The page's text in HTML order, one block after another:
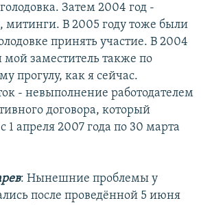
Затем 2004 год -
митинги. В 2005 году тоже были
принять участие. В 2004
мой заместитель также по
прогулу, как я сейчас.
- невыполнение работодателем
договора, который
1 апреля 2007 года по 30 марта
: Нынешние проблемы у
после проведённой 5 июня